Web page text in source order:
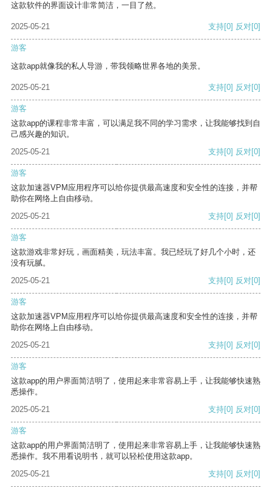
这款软件的界面设计非常简洁，一目了然。
2025-05-21 支持[0] 反对[0]
游客
这款app就像我的私人导游，带我领略世界各地的美景。
2025-05-21 支持[0] 反对[0]
游客
这款app的课程非常丰富，可以满足我不同的学习需求，让我能够找到自
己感兴趣的知识。
2025-05-21
支持[0] 反对[0]
游客
这款加速器VPM应用程序可以给你提供最高速度和安全性的连接，并帮
助你在网络上自由移动。
2025-05-21
支持[0] 反对[0]
游客
这款游戏非常好玩，画面精美，玩法丰富。我已经玩了好几个小时，还
没有玩腻。
2025-05-21
支持[0] 反对[0]
游客
这款加速器VPM应用程序可以给你提供最高速度和安全性的连接，并帮
助你在网络上自由移动。
2025-05-21
支持[0] 反对[0]
游客
这款app的用户界面简洁明了，使用起来非常容易上手，让我能够快速熟
悉操作。
2025-05-21
支持[0] 反对[0]
游客
这款app的用户界面简洁明了，使用起来非常容易上手，让我能够快速熟
悉操作。我不用看说明书，就可以轻松使用这款app。
2025-05-21
支持[0] 反对[0]